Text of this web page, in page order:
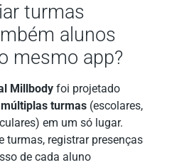
turmas
alunos
mesmo app?
Millbody foi projetado
múltiplas turmas (escolares,
em um só lugar.
turmas, registrar presenças
de cada aluno